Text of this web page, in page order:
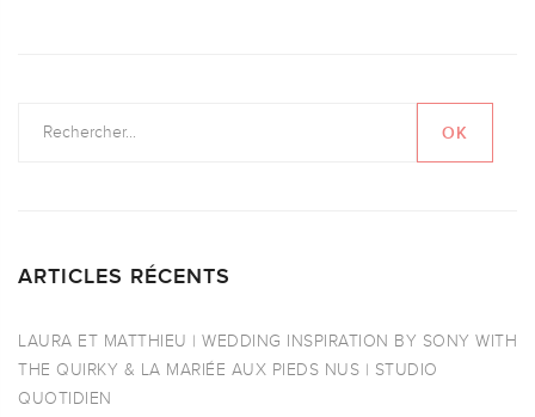
ARTICLES RÉCENTS
LAURA ET MATTHIEU | WEDDING INSPIRATION BY SONY WITH
THE QUIRKY & LA MARIÉE AUX PIEDS NUS | STUDIO
QUOTIDIEN